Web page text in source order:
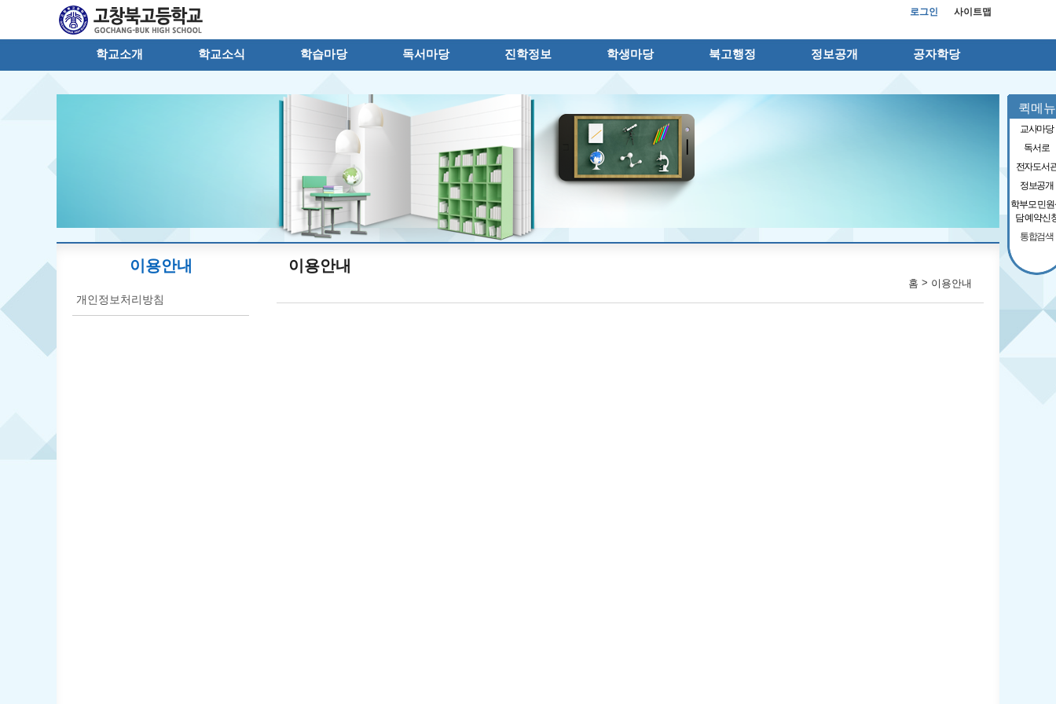
로그인 사이트맵
학교소개 학교소식 학습마당 독서마당 진학정보 학생마당 북고행정 정보공개 공자학당
퀵메뉴
교사마당
독서로
전자도서
정보공개
학부모 민
담 예약신
통합검색
이용안내
개인정보처리방침
이용안내
홈 > 이용안내